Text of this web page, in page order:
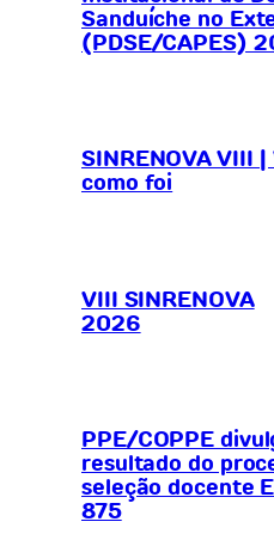
Sanduíche no
(PDSE/CAPES)
SINRENOVA VIII |
como foi
VIII SINRENOVA
2026
PPE/COPPE
resultado do
seleção docente
875